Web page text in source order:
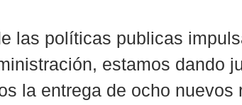
las políticas publicas
estamos dando
la entrega de ocho nuevos